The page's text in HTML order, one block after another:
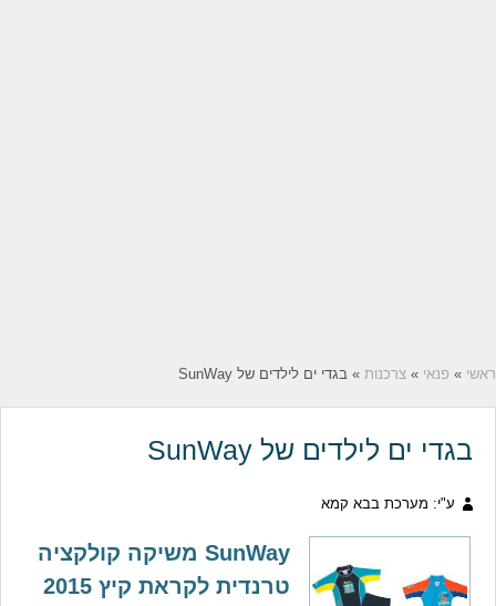
ראשי » פנאי » צרכנות » בגדי ים לילדים של SunWay
בגדי ים לילדים של SunWay
ע"י: מערכת בבא קמא
SunWay משיקה קולקציה
טרנדית לקראת קיץ 2015